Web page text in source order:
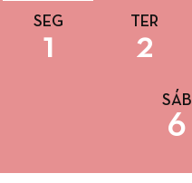
SEG
1
TER
2
SÁB
6